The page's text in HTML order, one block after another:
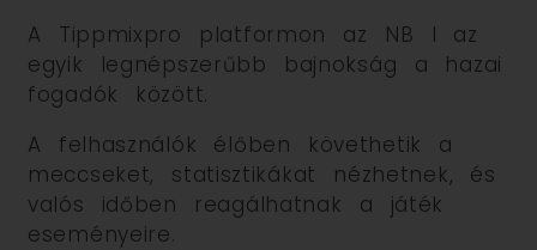
A Tippmixpro platformon az NB I az
egyik legnépszerűbb bajnokság a hazai
fogadók között.
A felhasználók élőben követhetik a
meccseket, statisztikákat nézhetnek, és
valós időben reagálhatnak a játék
eseményeire.